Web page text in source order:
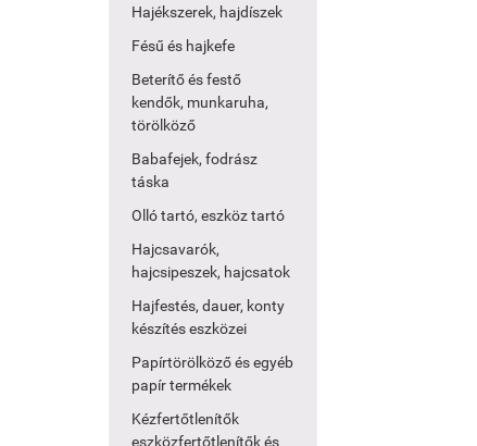
Hajékszerek, hajdíszek
Fésű és hajkefe
Beterítő és festő
kendők, munkaruha,
törölköző
Babafejek, fodrász
táska
Olló tartó, eszköz tartó
Hajcsavarók,
hajcsipeszek, hajcsatok
Hajfestés, dauer, konty
készítés eszközei
Papírtörölköző és egyéb
papír termékek
Kézfertőtlenítők
eszközfertőtlenítők és